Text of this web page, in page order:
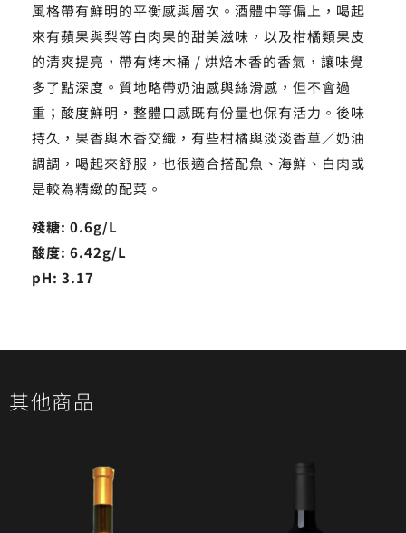
風格帶有鮮明的平衡感與層次。酒體中等偏上，喝起
來有蘋果與梨等白肉果的甜美滋味，以及柑橘類果皮
的清爽提亮，帶有烤木桶 / 烘焙木香的香氣，讓味覺
多了點深度。質地略帶奶油感與絲滑感，但不會過
重；酸度鮮明，整體口感既有份量也保有活力。後味
持久，果香與木香交織，有些柑橘與淡淡香草／奶油
調調，喝起來舒服，也很適合搭配魚、海鮮、白肉或
是較為精緻的配菜。
殘糖: 0.6g/L
酸度: 6.42g/L
pH: 3.17
其他商品